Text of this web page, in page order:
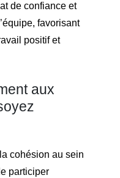
de confiance et
favorisant
positif et
aux
cohésion au sein
participer